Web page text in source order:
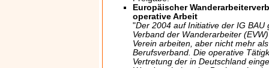
Europäischer
operative Arbeit
"Der 2004 auf Initiative der IG BAU
Verband der Wanderarbeiter
Verein arbeiten, aber nicht mehr
Berufsverband. Die operative
Vertretung der in Deutschland